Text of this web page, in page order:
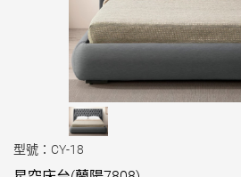
型號：CY-18